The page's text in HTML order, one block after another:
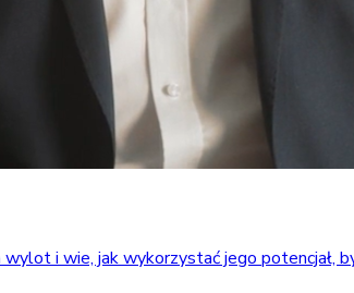
i wie, jak wykorzystać jego potencjał,